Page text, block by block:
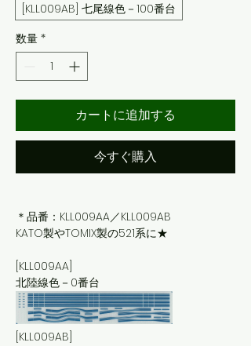
[KLL009AB] 七尾線色－100番台
数量 *
カートに追加する
今すぐ購入
＊品番：KLL009AA／KLL009AB
KATO製やTOMIX製の521系に★
[KLL009AA]
北陸線色－0番台
[KLL009AB]